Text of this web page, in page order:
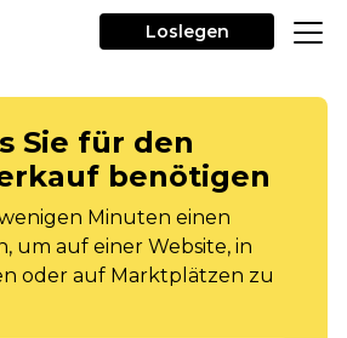
Loslegen
Sie für den
benötigen
Minuten einen
um auf einer Website, in
oder auf Marktplätzen zu